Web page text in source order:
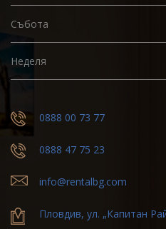
Събота
Неделя
0888 00 73 77
0888 47 75 23
info@rentalbg.com
Пловдив, ул. „Капитан